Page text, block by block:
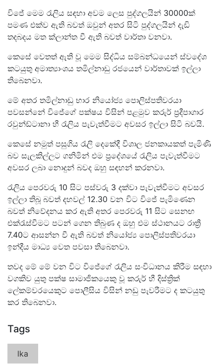
විජේ මෙම රැලිය සඳහා අවම ලෙස පුද්ගලයින් 30000ක්
පමණ එක්ව ඇති බවත් ඔවුන් අතර සිටි පුද්ගලයින් දැඩි
තදබදය මත ක්ලාන්ත වී ඇති බවත් වාර්තා වනවා.
කෙසේ වෙතත් ඇති වූ මෙම සිද්ධිය සම්බන්ධයෙන් ස්වදේශ
කටයුතු අමාත්‍යාංශය තමිල්නාඩු රජයෙන් වාර්තාවක් ඉල්ලා
තිබෙනවා.
මේ අතර තමිල්නාඩු භාර නියෝජ්‍ය පොලිස්පතිවරයා
පවසන්නේ විජේගේ පක්ෂය විසින් පළමුව කරුර් ප්‍රදීපාගාර
රවුන්ඩ්ටානා හී රැලිය පැවැත්වීමට අවසර ඉල්ලා සිටි බවයි.
කෙසේ නමුත් පසුගිය රැලි දෙකේදී විශාල ජනකායකත් පැමිණි
බව සැලකිල්ලට ගනිමින් එම ප්‍රදේශයේ රැලිය පැවැත්වීමට
අවසර ලබා නොදුන් බවද ඔහු සඳහන් කරනවා.
රැලිය පෙරවරු 10 සිට පස්වරු 3 දක්වා පැවැත්වීමට අවසර
ඉල්ලා තිබූ බවත් දහවල් 12.30 වන විට විජේ පැමිණෙන
බවත් නිවේදනය කර ඇති අතර පෙරවරු 11 සිට සෙනඟ
එක්රැස්වීමට පටන් ගෙන තිබුණ ද ඔහු එම ස්ථානයට රාත්‍රී
7.40ට ආසන්න වී ඇති බවත් නියෝජ්‍ය පොලිස්පතිවරයා
ඉන්දීය මාධ්‍ය වෙත පවසා තිබෙනවා.
තවද මේ මේ වන විට විජේගේ රැලිය සංවිධානය කිරීම සඳහා
වගකිව යුතු පක්ෂ සාමාජිකයෙකු වූ කරුර් හී දිස්ත්‍රික්
ලේකම්වරයෙකුට පොලීසිය විසින් නඩු පැවරීමට ද කටයුතු
කර තිබෙනවා.
Tags
lka